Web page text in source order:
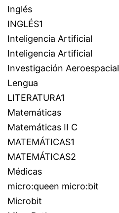
Inglés
INGLÉS1
Inteligencia Artificial
Inteligencia Artificial
Investigación Aeroespacial
Lengua
LITERATURA1
Matemáticas
Matemáticas II C
MATEMÁTICAS1
MATEMÁTICAS2
Médicas
micro:queen micro:bit
Microbit